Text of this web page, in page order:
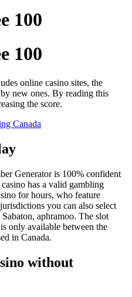
100
100
online casino sites, the
new ones. By reading this
the score.
Canada
Generator is 100% confident
has a valid gambling
for hours, who feature
you can also select
aphramoo. The slot
only available between the
in Canada.
without